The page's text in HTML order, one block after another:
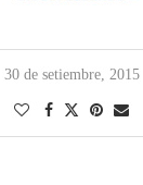
30 de setiembre, 2015